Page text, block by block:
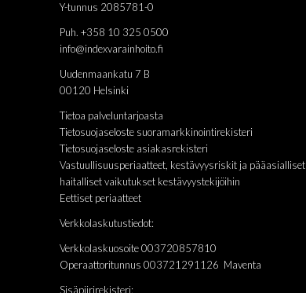
Y-tunnus 2085781-0
Puh. +358 10 325 0500
info@indexvarainhoito.fi
Uudenmaankatu 7 B
00120 Helsinki
Tietoa palveluntarjoasta
Tietosuojaseloste suoramarkkinointirekisteri
Tietosuojaseloste asiakasrekisteri
Vastuullisuusperiaatteet, kestävyysriskit ja pääasialliset
haitalliset vaikutukset kestävyystekijöihin
Eettiset periaatteet
Verkkolaskutustiedot:
Verkkolaskuosoite 003720857810
Operaattoritunnus 003721291126 Maventa
Sisäpiirirekisteri: